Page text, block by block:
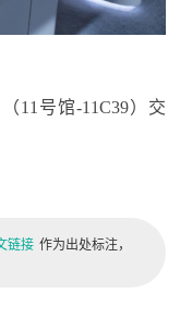
11号馆-11C39）交
链接 作为出处标注，